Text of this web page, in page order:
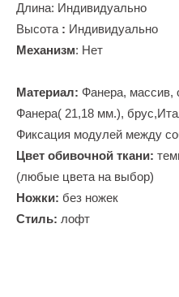
Длина: Индивидуально
Высота : Индивидуально
Механизм: Нет
Материал: Фанера, массив,
Фанера( 21,18 мм.),
Фиксация модулей между
Цвет обивочной ткани:
(любые цвета на выбор)
Ножки: без ножек
Стиль: лофт